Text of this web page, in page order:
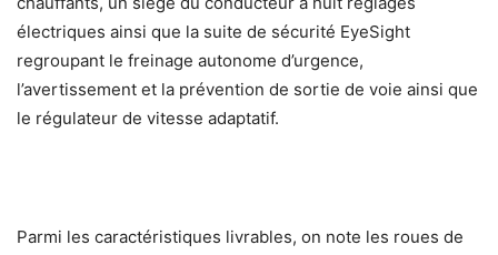
électriques ainsi que la suite de sécurité EyeSight
regroupant le freinage autonome d’urgence,
l’avertissement et la prévention de sortie de voie ainsi que
le régulateur de vitesse adaptatif.
Parmi les caractéristiques livrables, on note les roues de